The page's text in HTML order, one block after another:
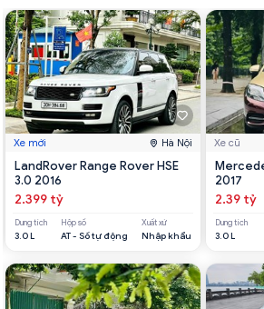
Xe mới Hà Nội
LandRover Range Rover HSE
3.0 2016
2.399 tỷ
Dung tích
3.0 L
Hộp số
AT - Số tự động
Xuất xứ
Nhập khẩu
Xe cũ
2017
2.39 tỷ
Dung tích
3.0 L